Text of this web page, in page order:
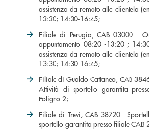
assistenza da remoto alla clientela
13:30; 14:30-16:45;
Filiale di Perugia, CAB 03000 -
appuntamento 08:20 -13:20 ;
assistenza da remoto alla clientela
13:30; 14:30-16:45;
Filiale di Gualdo Cattaneo, CAB
Attività di sportello garantita
Foligno 2;
Filiale di Trevi, CAB 38720 -
sportello garantita presso filiale CAB